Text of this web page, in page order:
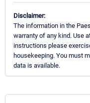
Disclaimer:
The information in the
warranty of any kind. Use
instructions please
housekeeping. You must
data is available.